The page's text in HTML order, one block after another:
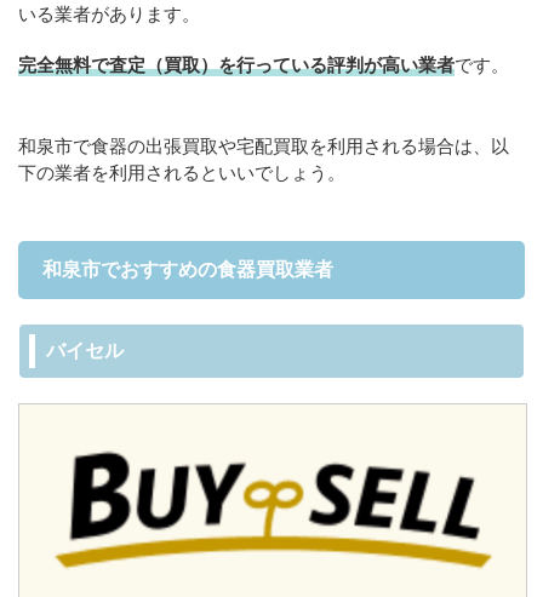
いる業者があります。
完全無料で査定（買取）を行っている評判が高い業者です。
和泉市で食器の出張買取や宅配買取を利用される場合は、以
下の業者を利用されるといいでしょう。
和泉市でおすすめの食器買取業者
バイセル